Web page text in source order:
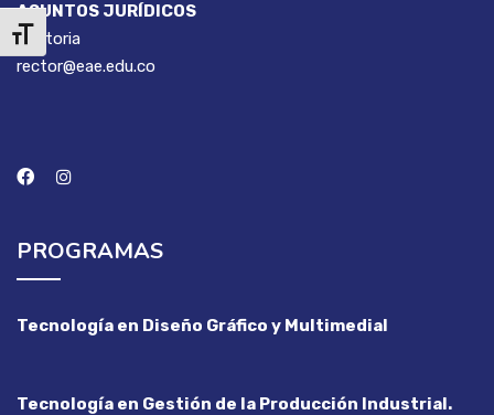
Alternar tamaño de letra
ASUNTOS JURÍDICOS
Rectoria
rector@eae.edu.co
PROGRAMAS
Tecnología en Diseño Gráfico y Multimedial
Tecnología en Gestión de la Producción Industrial.